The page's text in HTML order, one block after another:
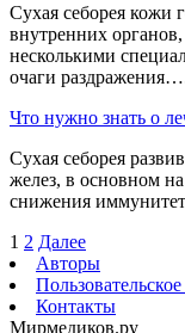
Сухая себорея кожи
внутренних
несколькими
очаги
Что нужно знать о
Сухая себорея
желез, в основном
снижения
1 2 Далее
Авторы
Контакты
Мирмедиков.ру